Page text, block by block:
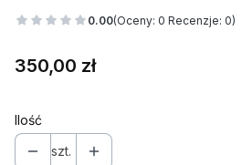
0.00(Oceny: 0 Recenzje: 0)
Cena
350,00 zł
Ilość
szt.